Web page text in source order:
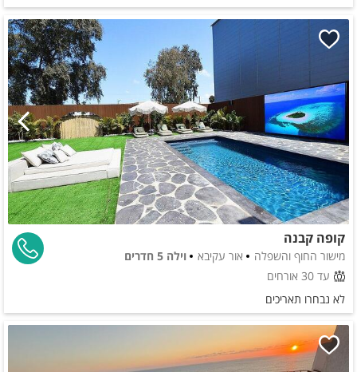
קופה קבנה
מישור החוף והשפלה אור עקיבא
וילה 5 חדרים
עד 30 אורחים
לא נבחרו תאריכים